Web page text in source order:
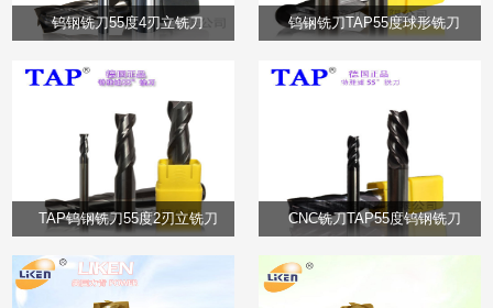
钨钢铣刀55度4刃立铣刀 钨钢铣刀TAP55度球形铣刀
TAP钨钢铣刀55度2刃立铣刀 CNC铣刀TAP55度钨钢铣刀